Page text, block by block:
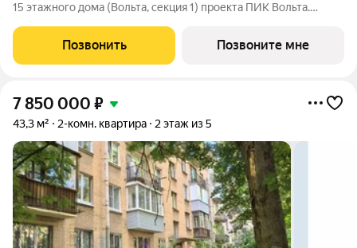
15 этажного дома (Вольта, секция 1) проекта ПИК Вольта.
функциональная планировка, большие окна, с отделкой.
«Вольта» готовые апартаменты, которые
Позвонить Позвоните мне
7 850 000 ₽
43,3 м² 2-комн. квартира 2 этаж из 5